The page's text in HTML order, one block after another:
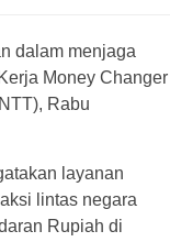
dalam menjaga
Money Changer
Rabu
layanan
lintas negara
Rupiah di